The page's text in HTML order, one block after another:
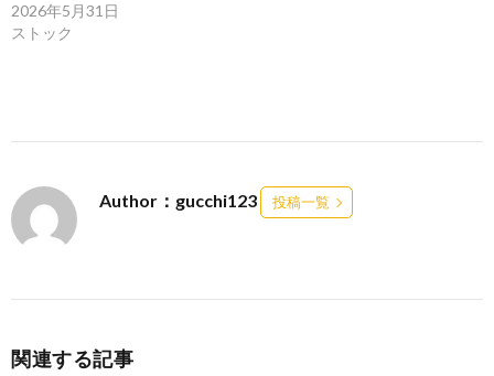
2026年5月31日
ストック
Author：gucchi123 投稿一覧
関連する記事